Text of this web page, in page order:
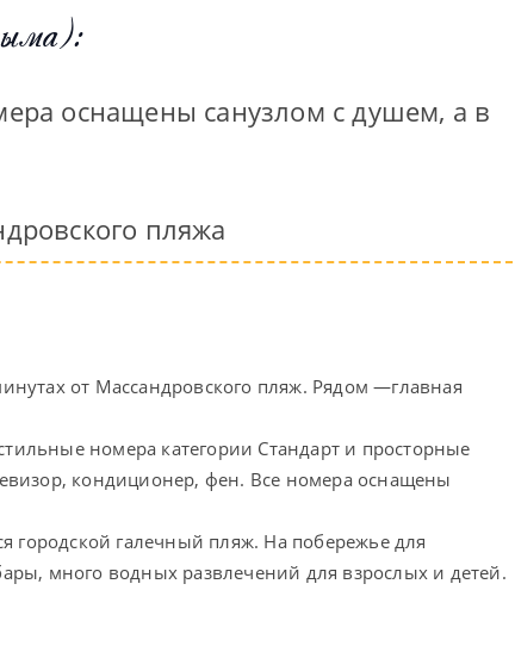
оснащены санузлом с душем, а в
пляжа
от Массандровского пляж. Рядом —главная
номера категории Стандарт и просторные
кондиционер, фен. Все номера оснащены
городской галечный пляж. На побережье для
много водных развлечений для взрослых и детей.